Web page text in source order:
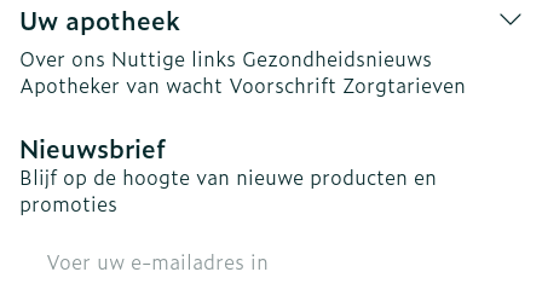
Uw apotheek
Over ons Nuttige links Gezondheidsnieuws
Apotheker van wacht Voorschrift Zorgtarieven
Nieuwsbrief
Blijf op de hoogte van nieuwe producten en
promoties